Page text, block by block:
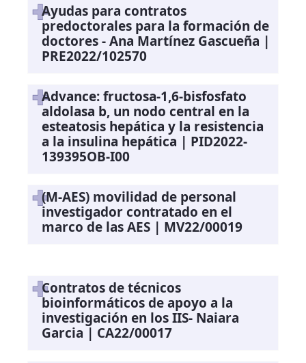
Ayudas para contratos
predoctorales para la formación de
doctores - Ana Martínez Gascueña |
PRE2022/102570
Advance: fructosa-1,6-bisfosfato
aldolasa b, un nodo central en la
esteatosis hepática y la resistencia
a la insulina hepática | PID2022-
139395OB-I00
(M-AES) movilidad de personal
investigador contratado en el
marco de las AES | MV22/00019
Contratos de técnicos
bioinformáticos de apoyo a la
investigación en los IIS- Naiara
Garcia | CA22/00017